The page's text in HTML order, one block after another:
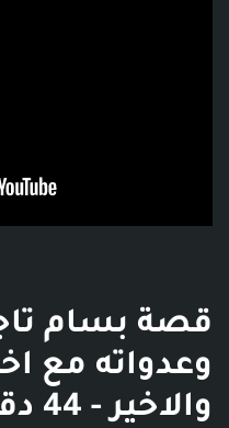
قصة بسام